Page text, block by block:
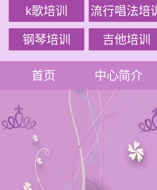
k歌培训 流行唱法培训
钢琴培训 吉他培训
首页 中心简介